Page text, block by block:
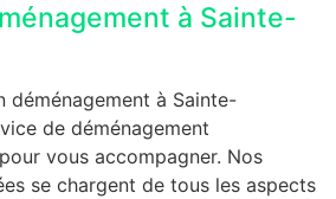
à Sainte-
déménagement à Sainte-
de déménagement
vous accompagner. Nos
se chargent de tous les aspects